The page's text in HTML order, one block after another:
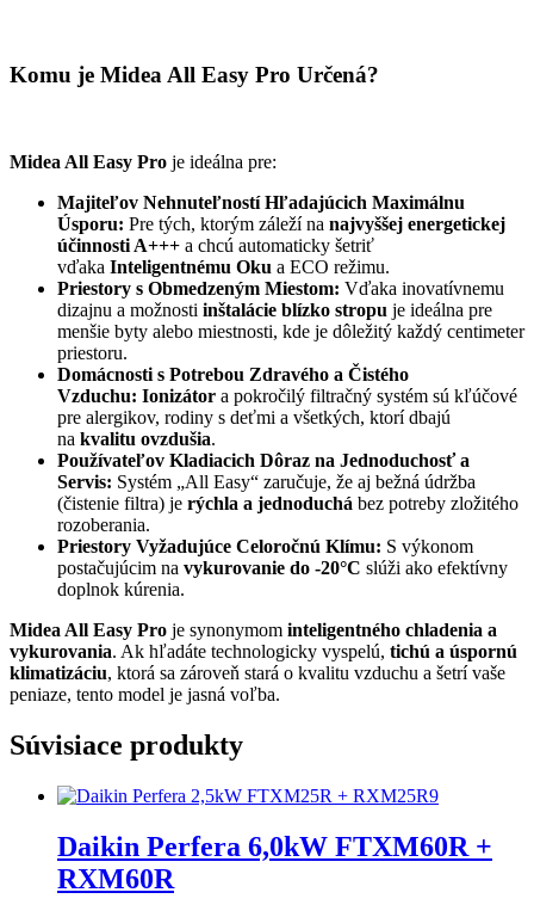
Komu je Midea All Easy Pro Určená?
Midea All Easy Pro je ideálna pre:
Majiteľov Nehnuteľností Hľadajúcich Maximálnu
Úsporu: Pre tých, ktorým záleží na najvyššej energetickej
účinnosti A+++ a chcú automaticky šetriť
vďaka Inteligentnému Oku a ECO režimu.
Priestory s Obmedzeným Miestom: Vďaka inovatívnemu
dizajnu a možnosti inštalácie blízko stropu je ideálna pre
menšie byty alebo miestnosti, kde je dôležitý každý centimeter
priestoru.
Domácnosti s Potrebou Zdravého a Čistého
Vzduchu: Ionizátor a pokročilý filtračný systém sú kľúčové
pre alergikov, rodiny s deťmi a všetkých, ktorí dbajú
na kvalitu ovzdušia.
Používateľov Kladiacich Dôraz na Jednoduchosť a
Servis: Systém „All Easy“ zaručuje, že aj bežná údržba
(čistenie filtra) je rýchla a jednoduchá bez potreby zložitého
rozoberania.
Priestory Vyžadujúce Celoročnú Klímu: S výkonom
postačujúcim na vykurovanie do -20°C slúži ako efektívny
doplnok kúrenia.
Midea All Easy Pro je synonymom inteligentného chladenia a
vykurovania. Ak hľadáte technologicky vyspelú, tichú a úspornú
klimatizáciu, ktorá sa zároveň stará o kvalitu vzduchu a šetrí vaše
peniaze, tento model je jasná voľba.
Súvisiace produkty
Daikin Perfera 6,0kW FTXM60R +
RXM60R